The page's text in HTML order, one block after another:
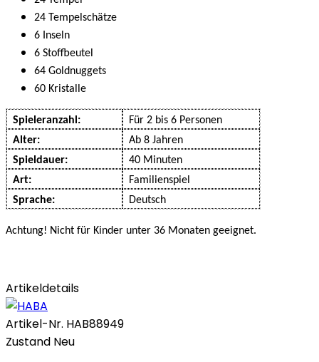
24 Tempelschätze
6 Inseln
6 Stoffbeutel
64 Goldnuggets
60 Kristalle
Spieleranzahl:
Für 2 bis 6 Personen
Alter:
Ab 8 Jahren
Spieldauer:
40 Minuten
Art:
Familienspiel
Sprache:
Deutsch
Achtung! Nicht für Kinder unter 36 Monaten geeignet.
Artikeldetails
Artikel-Nr. HAB88949
Zustand Neu